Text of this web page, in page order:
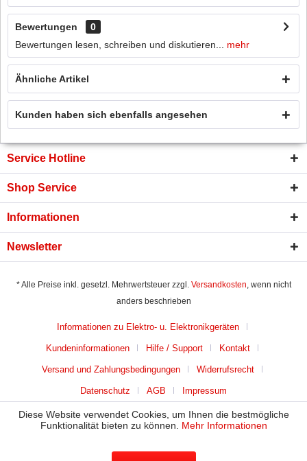
Bewertungen
0
Bewertungen lesen, schreiben und diskutieren...
mehr
Ähnliche Artikel
Kunden haben sich ebenfalls angesehen
Service Hotline
Shop Service
Informationen
Newsletter
* Alle Preise inkl. gesetzl. Mehrwertsteuer zzgl. Versandkosten, wenn nicht
anders beschrieben
Informationen zu Elektro- u. Elektronikgeräten
Kundeninformationen Hilfe / Support Kontakt
Versand und Zahlungsbedingungen Widerrufsrecht
Datenschutz AGB Impressum
Diese Website verwendet Cookies, um Ihnen die bestmögliche
Funktionalität bieten zu können. Mehr Informationen